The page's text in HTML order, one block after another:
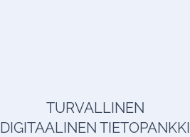
TURVALLINEN
DIGITAALINEN TIETOPANKKI